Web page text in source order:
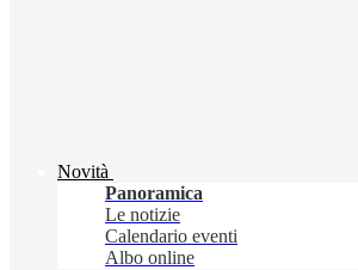
Novità
Panoramica
Le notizie
Calendario eventi
Albo online